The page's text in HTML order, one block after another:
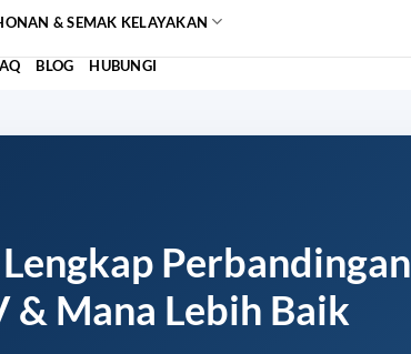
& SEMAK KELAYAKAN
BLOG HUBUNGI
Perbandingan
& Mana Lebih Baik